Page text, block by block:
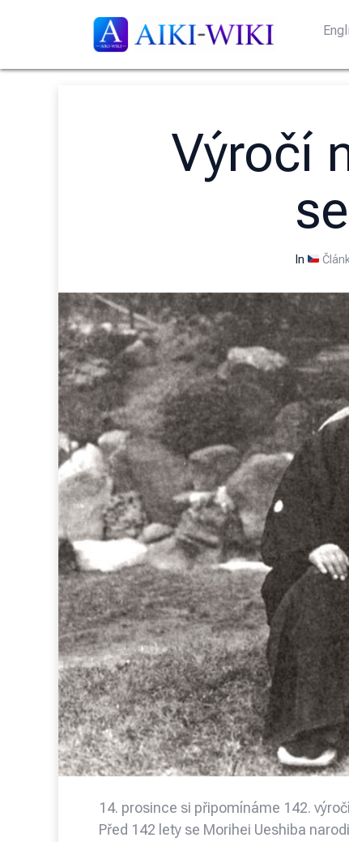
Výročí
In
14. prosince si připomínáme 142.
Před 142 lety se Morihei Ueshiba